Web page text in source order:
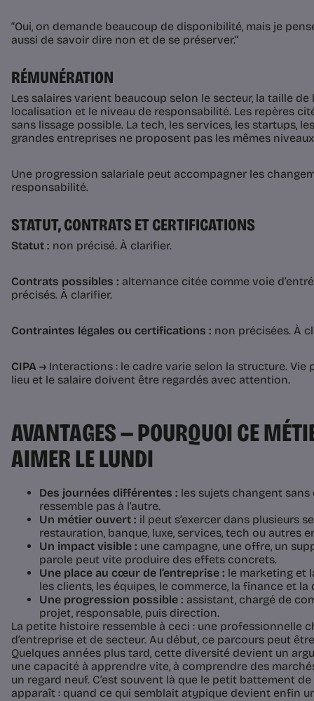
“Oui, on demande beaucoup de disponibilité, mais je
aussi de savoir dire non et de se préserver.”
RÉMUNÉRATION
Les salaires varient beaucoup selon le secteur, la taille de
localisation et le niveau de responsabilité. Les repères
sans lissage possible. La tech, les services, les startups,
grandes entreprises ne proposent pas les mêmes
Une progression salariale peut accompagner les
responsabilité.
STATUT, CONTRATS ET CERTIFICATIONS
Statut : non précisé. À clarifier.
Contrats possibles : alternance citée comme voie
précisés. À clarifier.
Contraintes légales ou certifications : non précisées. À
CIPA → Interactions : le cadre varie selon la structure. Vie
lieu et le salaire doivent être regardés avec attention.
AVANTAGES — POURQUOI CE
AIMER LE LUNDI
Des journées différentes : les sujets changent sans
ressemble pas à l’autre.
Un métier ouvert : il peut s’exercer dans plusieurs
restauration, banque, luxe, services, tech ou autres
Un impact visible : une campagne, une offre, un
parole peut vite produire des effets concrets.
Une place au cœur de l’entreprise : le marketing et
les clients, les équipes, le commerce, la finance et la
Une progression possible : assistant, chargé de
projet, responsable, puis direction.
La petite histoire ressemble à ceci : une professionnelle
d’entreprise et de secteur. Au début, ce parcours peut
Quelques années plus tard, cette diversité devient un
une capacité à apprendre vite, à comprendre des
un regard neuf. C’est souvent là que le petit battement
apparaît : quand ce qui semblait atypique devient enfin